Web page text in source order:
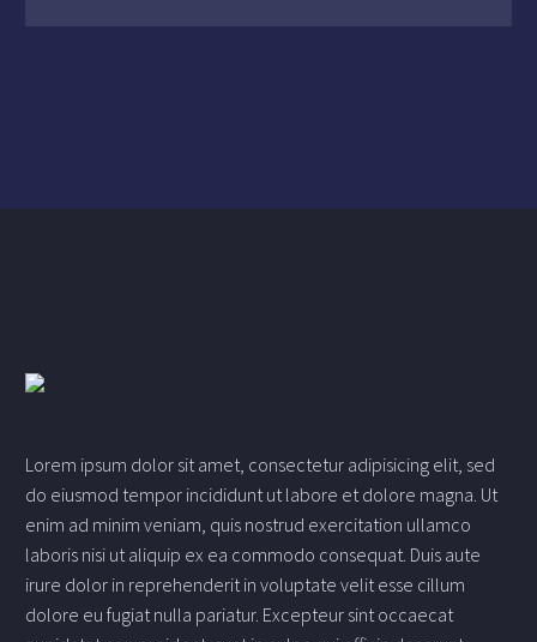
Lorem ipsum dolor sit amet, consectetur adipisicing elit, sed
do eiusmod tempor incididunt ut labore et dolore magna. Ut
enim ad minim veniam, quis nostrud exercitation ullamco
laboris nisi ut aliquip ex ea commodo consequat. Duis aute
irure dolor in reprehenderit in voluptate velit esse cillum
dolore eu fugiat nulla pariatur. Excepteur sint occaecat